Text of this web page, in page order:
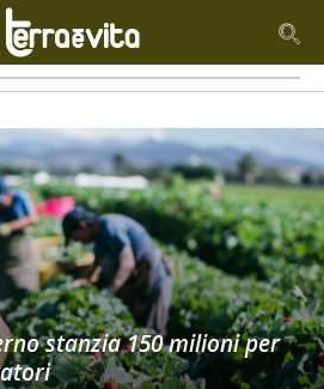
stanzia 150 milioni per